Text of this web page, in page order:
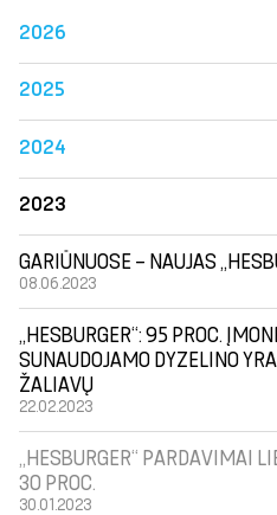
2026
2025
2024
2023
GARIŪNUOSE – NAUJAS
08.06.2023
„HESBURGER“: 95 PROC.
SUNAUDOJAMO DYZELINO
ŽALIAVŲ
22.02.2023
„HESBURGER“ PARDAVIMAI
30 PROC.
30.01.2023